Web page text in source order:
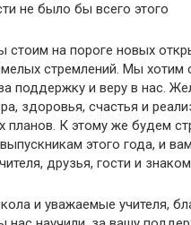
не было бы всего этого
стоим на пороге новых
стремлений. Мы хотим
поддержку и веру в нас.
здоровья, счастья и
планов. К этому же будем
этого года, и
друзья, гости и
и уважаемые учителя,